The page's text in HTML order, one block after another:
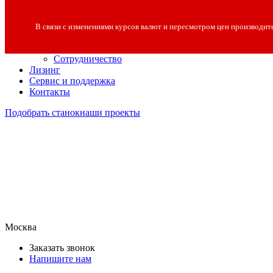
В связи с изменениями курсов валют и пересмотром цен
О компании
Сотрудничество
Лизинг
Сервис и поддержка
Контакты
Подобрать станокнаши проекты
Москва
Заказать звонок
Напишите нам